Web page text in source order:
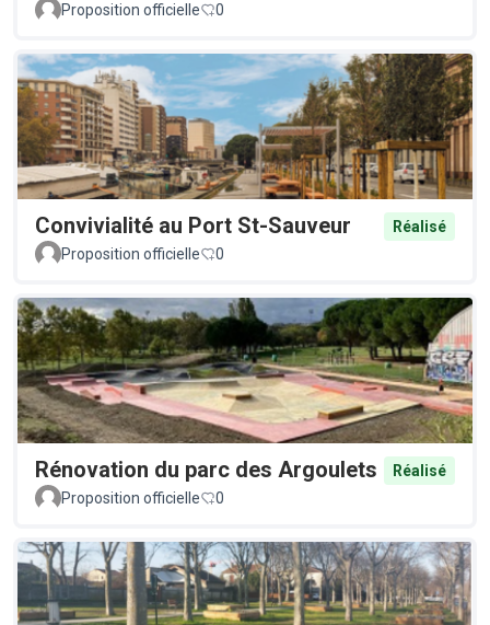
Proposition officielle
0
Convivialité au Port St-Sauveur
Réalisé
Proposition officielle
0
Rénovation du parc des Argoulets
Réalisé
Proposition officielle
0